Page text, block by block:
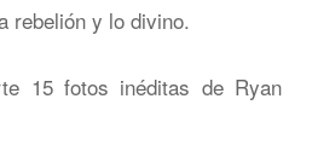
rebelión y lo divino.